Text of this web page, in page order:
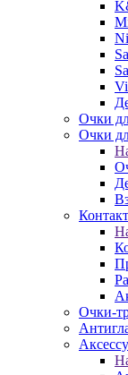
Очки
Очки
Очки-